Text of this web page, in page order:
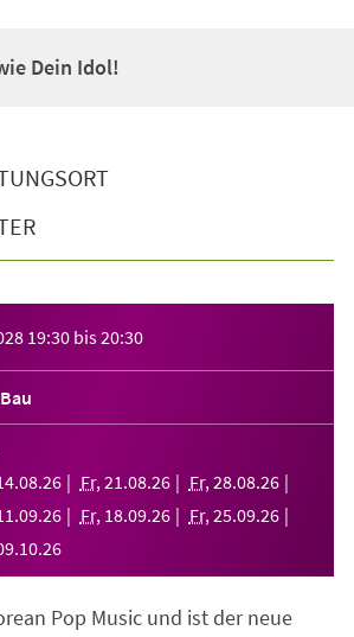
Dein Idol!
19:30 bis20:30
.08.26 Fr, 21 .08.26 Fr, 28.08.26
.09.26 Fr, 18.09.26 Fr, 25.09.26
.10.26
Pop Music und ist der neue